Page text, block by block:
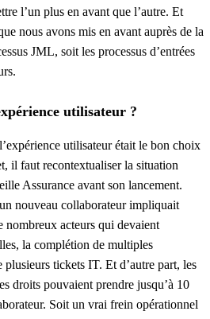
l’un plus en avant que l’autre. Et
nous avons mis en avant auprès de la
JML, soit les processus d’entrées
utilisateur ?
utilisateur était le bon choix
il faut recontextualiser la situation
Assurance avant son lancement.
nouveau collaborateur impliquait
nombreux acteurs qui devaient
la complétion de multiples
tickets IT. Et d’autre part, les
droits pouvaient prendre jusqu’à 10
Soit un vrai frein opérationnel